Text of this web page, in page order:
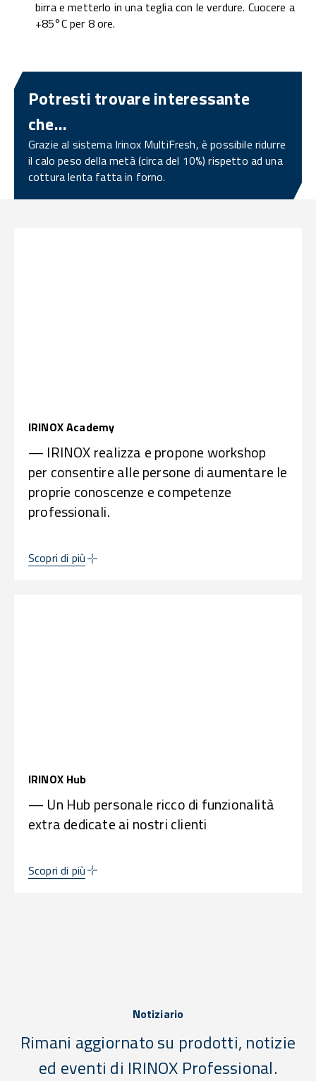
birra e metterlo in una teglia con le verdure. Cuocere a
+85°C per 8 ore.
Potresti trovare interessante
che...
Grazie al sistema Irinox MultiFresh, è possibile ridurre
il calo peso della metà (circa del 10%) rispetto ad una
cottura lenta fatta in forno.
IRINOX Academy
— IRINOX realizza e propone workshop
per consentire alle persone di aumentare le
proprie conoscenze e competenze
professionali.
Scopri di più
IRINOX Hub
— Un Hub personale ricco di funzionalità
extra dedicate ai nostri clienti
Scopri di più
Notiziario
Rimani aggiornato su prodotti, notizie
ed eventi di IRINOX Professional.